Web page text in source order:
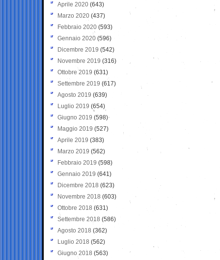
Aprile 2020 (643)
Marzo 2020 (437)
Febbraio 2020 (593)
Gennaio 2020 (596)
Dicembre 2019 (542)
Novembre 2019 (316)
Ottobre 2019 (631)
Settembre 2019 (617)
Agosto 2019 (639)
Luglio 2019 (654)
Giugno 2019 (598)
Maggio 2019 (527)
Aprile 2019 (383)
Marzo 2019 (562)
Febbraio 2019 (598)
Gennaio 2019 (641)
Dicembre 2018 (623)
Novembre 2018 (603)
Ottobre 2018 (631)
Settembre 2018 (586)
Agosto 2018 (362)
Luglio 2018 (562)
Giugno 2018 (563)